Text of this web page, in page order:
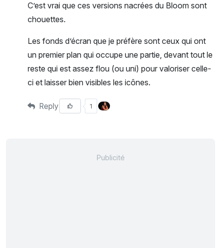
C’est vrai que ces versions nacrées du Bloom sont
chouettes.
Les fonds d’écran que je préfère sont ceux qui ont
un premier plan qui occupe une partie, devant tout le
reste qui est assez flou (ou uni) pour valoriser celle-
ci et laisser bien visibles les icônes.
Reply 1